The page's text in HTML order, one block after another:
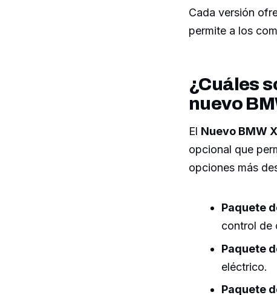
Cada versión
permite a los
¿Cuáles
nuevo
El Nuevo BMW
opcional que
opciones más
Paquete
control de
Paquete
eléctrico.
Paquete